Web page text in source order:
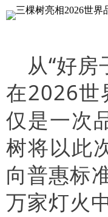
从“好
在2026世
仅是一次
树将以此
向普惠标
万家灯火